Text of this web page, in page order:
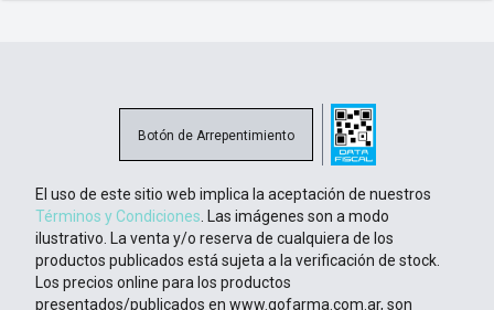
Botón de Arrepentimiento
El uso de este sitio web implica la aceptación de nuestros
Términos y Condiciones. Las imágenes son a modo
ilustrativo. La venta y/o reserva de cualquiera de los
productos publicados está sujeta a la verificación de stock.
Los precios online para los productos
presentados/publicados en www.gofarma.com.ar, son